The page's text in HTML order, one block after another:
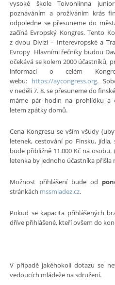
vysoké škole Toivonlinna
poznáváním a prožíváním krás
odpoledne se přesuneme do
začíná Evropský Kongres. Tento
z dvou Divizí – Interevropské a
Evropy Hlavními řečníky budou
očekává se kolem 2000 účastníků,
informací o celém
webu: https://aycongress.org.
v neděli 7. 8. se přesuneme do
máme pár hodin na prohlídku a
letem zpátky domů.
Cena Kongresu se vším všudy
letenek, cestování po Finsku,
bude přibližně 11.000 Kč na
letenka by jednoho účastníka přišla
Možnost přihlášení bude od
stránkách mssmladez.cz.
Pokud se kapacita přihlášených
dříve přihlášené, kteří ovšem do
V případě jakéhokoli dotazu se
vedoucích mládeže na sdružení.